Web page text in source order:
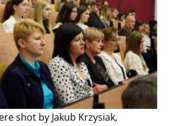
shot by Jakub Krzysiak,